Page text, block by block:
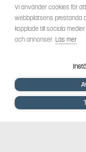
Vi använder cookies för
webbplatsens prestanda
kopplade till sociala
och annonser. Läs mer
Vi har sedan 1970-talet levererat
har idag även ett brett utbud av
Can-Am, Sea-Doo.
Vi är certifierad serviceverkstad.
SOCIALT